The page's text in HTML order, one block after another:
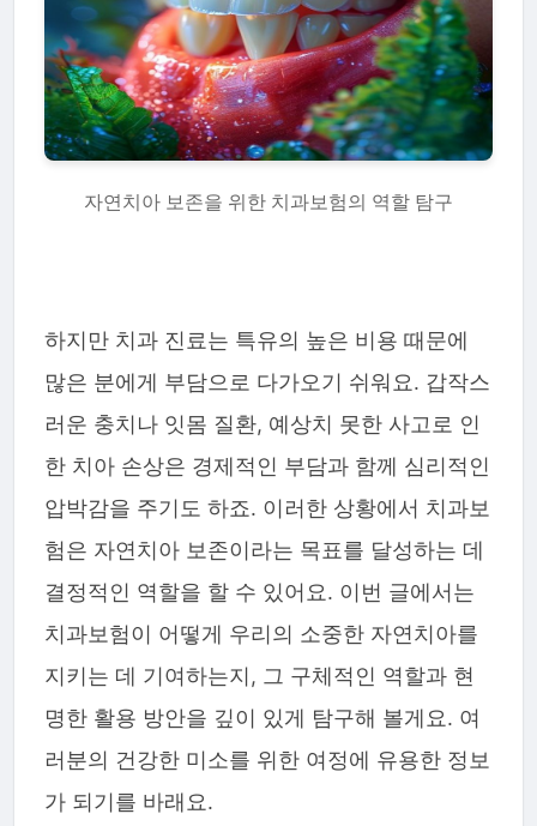
자연치아 보존을 위한 치과보험의 역할 탐구
하지만 치과 진료는 특유의 높은 비용 때문에
많은 분에게 부담으로 다가오기 쉬워요. 갑작스
러운 충치나 잇몸 질환, 예상치 못한 사고로 인
한 치아 손상은 경제적인 부담과 함께 심리적인
압박감을 주기도 하죠. 이러한 상황에서 치과보
험은 자연치아 보존이라는 목표를 달성하는 데
결정적인 역할을 할 수 있어요. 이번 글에서는
치과보험이 어떻게 우리의 소중한 자연치아를
지키는 데 기여하는지, 그 구체적인 역할과 현
명한 활용 방안을 깊이 있게 탐구해 볼게요. 여
러분의 건강한 미소를 위한 여정에 유용한 정보
가 되기를 바래요.